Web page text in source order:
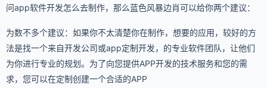
问app软件开发怎么去制作，那么蓝色风暴边肖可以给你两个建议：
为数不多个建议：如果你不太清楚你在制作，想要的应用，较好的方
法是找一个来自开发公司或app定制开发，的专业软件团队，让他们
为你进行专业的规划。为了向您提供APP开发的技术服务和您的需
求，您可以在定制创建一个合适的APP